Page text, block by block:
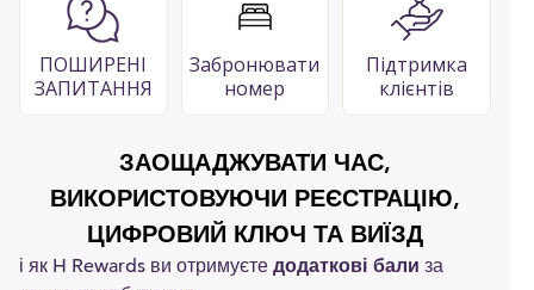
ПОШИРЕНІ
ЗАПИТАННЯ
Забронювати
номер
Підтримка
клієнтів
ЗАОЩАДЖУВАТИ ЧАС,
ВИКОРИСТОВУЮЧИ РЕЄСТРАЦІЮ,
ЦИФРОВИЙ КЛЮЧ ТА ВИЇЗД
і як H Rewards ви отримуєте додаткові бали за